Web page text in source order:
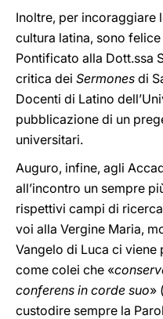
Inoltre, per incoraggiare
cultura latina, sono
Pontificato alla Dott.ssa
critica dei Sermones di
Docenti di Latino
pubblicazione di un
universitari.
Auguro, infine, agli
all’incontro un sempre
rispettivi campi di
voi alla Vergine Maria,
Vangelo di Luca ci
come colei che «
conferens in corde suo» (
custodire sempre la